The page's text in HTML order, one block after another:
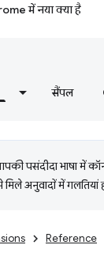
में नया क्या है
सैंपल
पसंदीदा भाषा में
अनुवादों में गलतियां
Reference